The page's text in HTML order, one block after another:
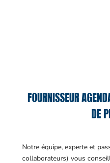
FOURNISSEUR
DE
Notre équipe, experte et
collaborateurs) vous